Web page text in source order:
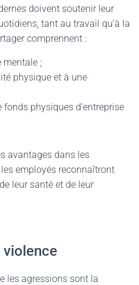
doivent soutenir leur
tant au travail qu’à la
comprennent :
mentale ;
physique et à une
physiques d’entreprise
avantages dans les
employés reconnaîtront
leur santé et de leur
violence
les agressions sont la